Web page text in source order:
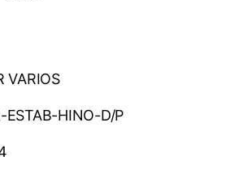
VARIOS
ESTAB-HINO-D/P